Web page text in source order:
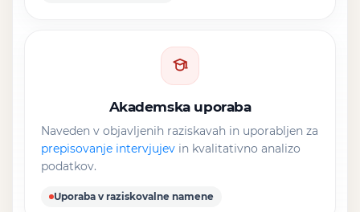
Akademska uporaba
Naveden v objavljenih raziskavah in uporabljen za
prepisovanje intervjujev in kvalitativno analizo
podatkov.
Uporaba v raziskovalne namene